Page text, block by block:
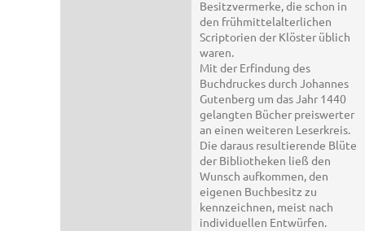
Besitzvermerke, die schon in
den frühmittelalterlichen
Scriptorien der Klöster üblich
waren.
Mit der Erfindung des
Buchdruckes durch Johannes
Gutenberg um das Jahr 1440
gelangten Bücher preiswerter
an einen weiteren Leserkreis.
Die daraus resultierende Blüte
der Bibliotheken ließ den
Wunsch aufkommen, den
eigenen Buchbesitz zu
kennzeichnen, meist nach
individuellen Entwürfen.